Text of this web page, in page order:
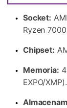
Socket:
Ryzen
Chipset:
Memoria:
EXPO/XMP).